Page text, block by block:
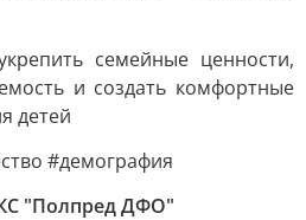
семейные ценности,
и создать комфортные
детей
#демография
"Полпред ДФО"